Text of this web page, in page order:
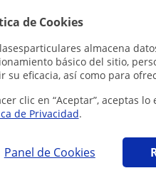
de Cookies
almacena
básico del sitio,
su eficacia, así como para
clic en “Aceptar”, aceptas
de Privacidad.
Panel de Cookies
General en